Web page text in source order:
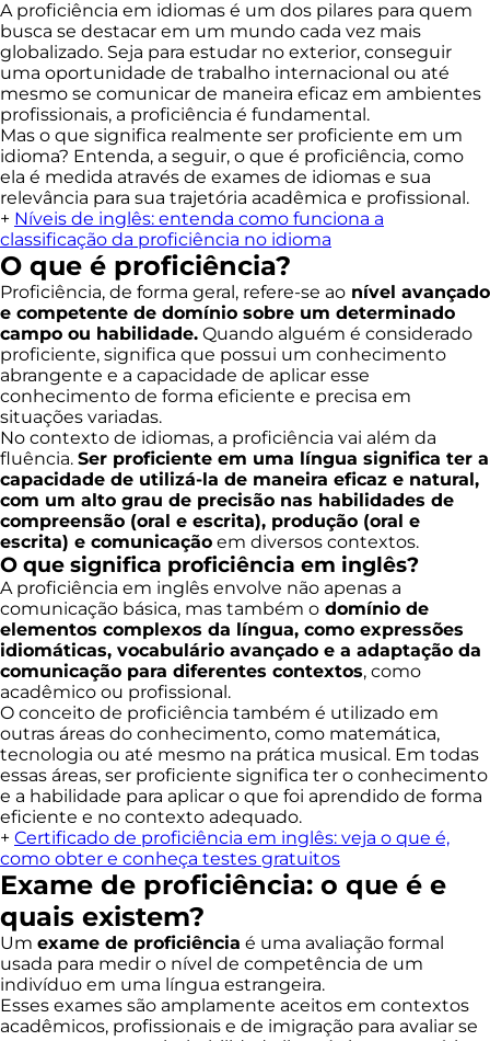
A proficiência em idiomas é um dos pilares para quem
busca se destacar em um mundo cada vez mais
globalizado. Seja para estudar no exterior, conseguir
uma oportunidade de trabalho internacional ou até
mesmo se comunicar de maneira eficaz em ambientes
profissionais, a proficiência é fundamental.
Mas o que significa realmente ser proficiente em um
idioma? Entenda, a seguir, o que é proficiência, como
ela é medida através de exames de idiomas e sua
relevância para sua trajetória acadêmica e profissional.
+ Níveis de inglês: entenda como funciona a
classificação da proficiência no idioma
O que é proficiência?
Proficiência, de forma geral, refere-se ao nível avançado
e competente de domínio sobre um determinado
campo ou habilidade. Quando alguém é considerado
proficiente, significa que possui um conhecimento
abrangente e a capacidade de aplicar esse
conhecimento de forma eficiente e precisa em
situações variadas.
No contexto de idiomas, a proficiência vai além da
fluência. Ser proficiente em uma língua significa ter a
capacidade de utilizá-la de maneira eficaz e natural,
com um alto grau de precisão nas habilidades de
compreensão (oral e escrita), produção (oral e
escrita) e comunicação em diversos contextos.
O que significa proficiência em inglês?
A proficiência em inglês envolve não apenas a
comunicação básica, mas também o domínio de
elementos complexos da língua, como expressões
idiomáticas, vocabulário avançado e a adaptação da
comunicação para diferentes contextos, como
acadêmico ou profissional.
O conceito de proficiência também é utilizado em
outras áreas do conhecimento, como matemática,
tecnologia ou até mesmo na prática musical. Em todas
essas áreas, ser proficiente significa ter o conhecimento
e a habilidade para aplicar o que foi aprendido de forma
eficiente e no contexto adequado.
+ Certificado de proficiência em inglês: veja o que é,
como obter e conheça testes gratuitos
Exame de proficiência: o que é e
quais existem?
Um exame de proficiência é uma avaliação formal
usada para medir o nível de competência de um
indivíduo em uma língua estrangeira.
Esses exames são amplamente aceitos em contextos
acadêmicos, profissionais e de imigração para avaliar se